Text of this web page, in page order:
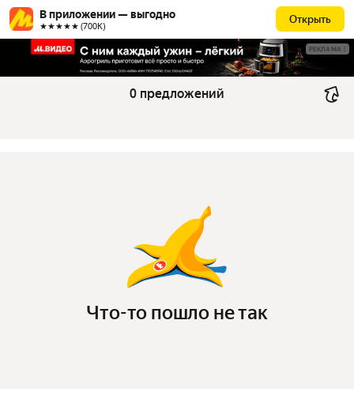
В приложении — выгодно
★★★★★ (700К)
Открыть
РЕКЛАМА
0 предложений
Что-то пошло не так